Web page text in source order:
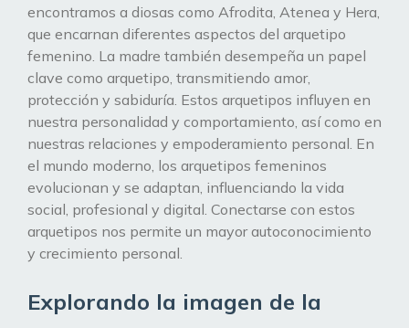
encontramos a diosas como Afrodita, Atenea y Hera,
que encarnan diferentes aspectos del arquetipo
femenino. La madre también desempeña un papel
clave como arquetipo, transmitiendo amor,
protección y sabiduría. Estos arquetipos influyen en
nuestra personalidad y comportamiento, así como en
nuestras relaciones y empoderamiento personal. En
el mundo moderno, los arquetipos femeninos
evolucionan y se adaptan, influenciando la vida
social, profesional y digital. Conectarse con estos
arquetipos nos permite un mayor autoconocimiento
y crecimiento personal.
Explorando la imagen de la